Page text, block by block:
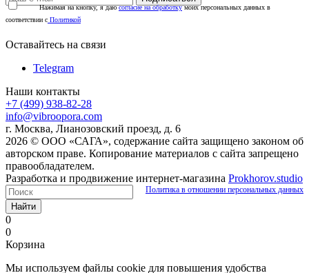
Нажимая на кнопку, я даюсогласие на обработкумоих персональных данных в
соответствии с Политикой
Оставайтесь на связи
Telegram
Наши контакты
+7 (499) 938-82-28
info@vibroopora.com
г. Москва, Лианозовский проезд, д. 6
2026 © ООО «САГА», содержание сайта защищено законом об
авторском праве. Копирование материалов с сайта запрещено
правообладателем.
Разработка и продвижение интернет-магазина Prokhorov.studio
Политика в отношении персональных данных
Найти
0
0
Корзина
Мы используем файлы cookie для повышения удобства